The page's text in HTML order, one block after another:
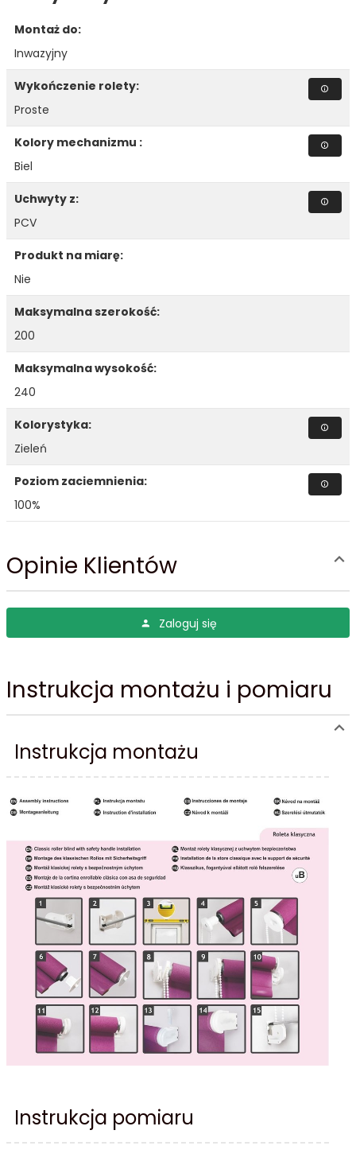
Montaż do:
Inwazyjny
Wykończenie rolety:
Proste
Kolory mechanizmu :
Biel
Uchwyty z:
PCV
Produkt na miarę:
Nie
Maksymalna szerokość:
200
Maksymalna wysokość:
240
Kolorystyka:
Zieleń
Poziom zaciemnienia:
100%
Opinie Klientów
Zaloguj się
Instrukcja montażu i pomiaru
Instrukcja montażu
Instrukcja pomiaru